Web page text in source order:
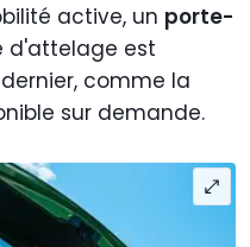
active, un porte-
d'attelage est
comme la
sur demande.